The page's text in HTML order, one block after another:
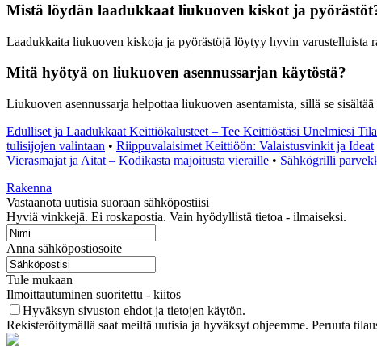
Mistä löydän laadukkaat liukuoven kiskot ja
Laadukkaita liukuoven kiskoja ja pyörästöjä löytyy hyvin varustelluista
Mitä hyötyä on liukuoven asennussarjan käytöstä?
Liukuoven asennussarja helpottaa liukuoven asentamista, sillä se
Edulliset ja Laadukkaat Keittiökalusteet – Tee Keittiöstäsi Unelmiesi
tulisijojen valintaan • Riippuvalaisimet Keittiöön: Valaistusvinkit ja Ideat
Vierasmajat ja Aitat – Kodikasta majoitusta vieraille • Sähkögrilli
Rakenna
Vastaanota uutisia suoraan sähköpostiisi
Hyviä vinkkejä. Ei roskapostia. Vain hyödyllistä tietoa - ilmaiseksi.
Anna sähköpostiosoite
Tule mukaan
Ilmoittautuminen suoritettu - kiitos
Hyväksyn sivuston ehdot ja tietojen käytön.
Rekisteröitymällä saat meiltä uutisia ja hyväksyt ohjeemme. Peruuta